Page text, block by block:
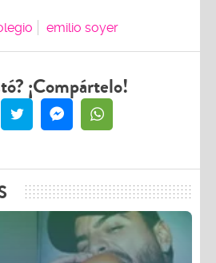
emilio soyer
¡Compártelo!